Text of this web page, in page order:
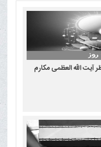
الله العظمی مکارم